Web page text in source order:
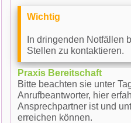
Wichtig
In dringenden Notfällen
Stellen zu kontaktieren.
Praxis Bereitschaft
Bitte beachten sie unter
Anrufbeantworter, hier
Ansprechpartner ist und
erreichen können.